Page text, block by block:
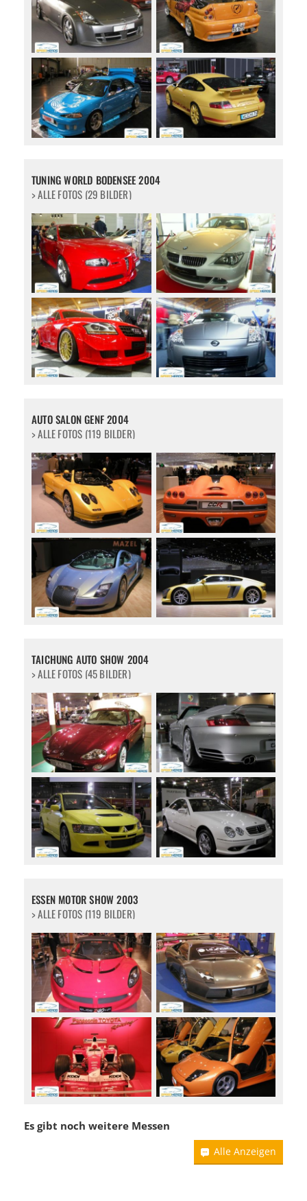
TUNING WORLD BODENSEE 2004
> ALLE FOTOS (29 BILDER)
AUTO SALON GENF 2004
> ALLE FOTOS (119 BILDER)
TAICHUNG AUTO SHOW 2004
> ALLE FOTOS (45 BILDER)
ESSEN MOTOR SHOW 2003
> ALLE FOTOS (119 BILDER)
Es gibt noch weitere Messen
Alle Anzeigen